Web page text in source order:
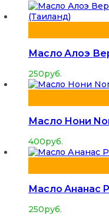
Масло Алоэ
250руб.
Масло Нони
400руб.
Масло Ананас
250руб.